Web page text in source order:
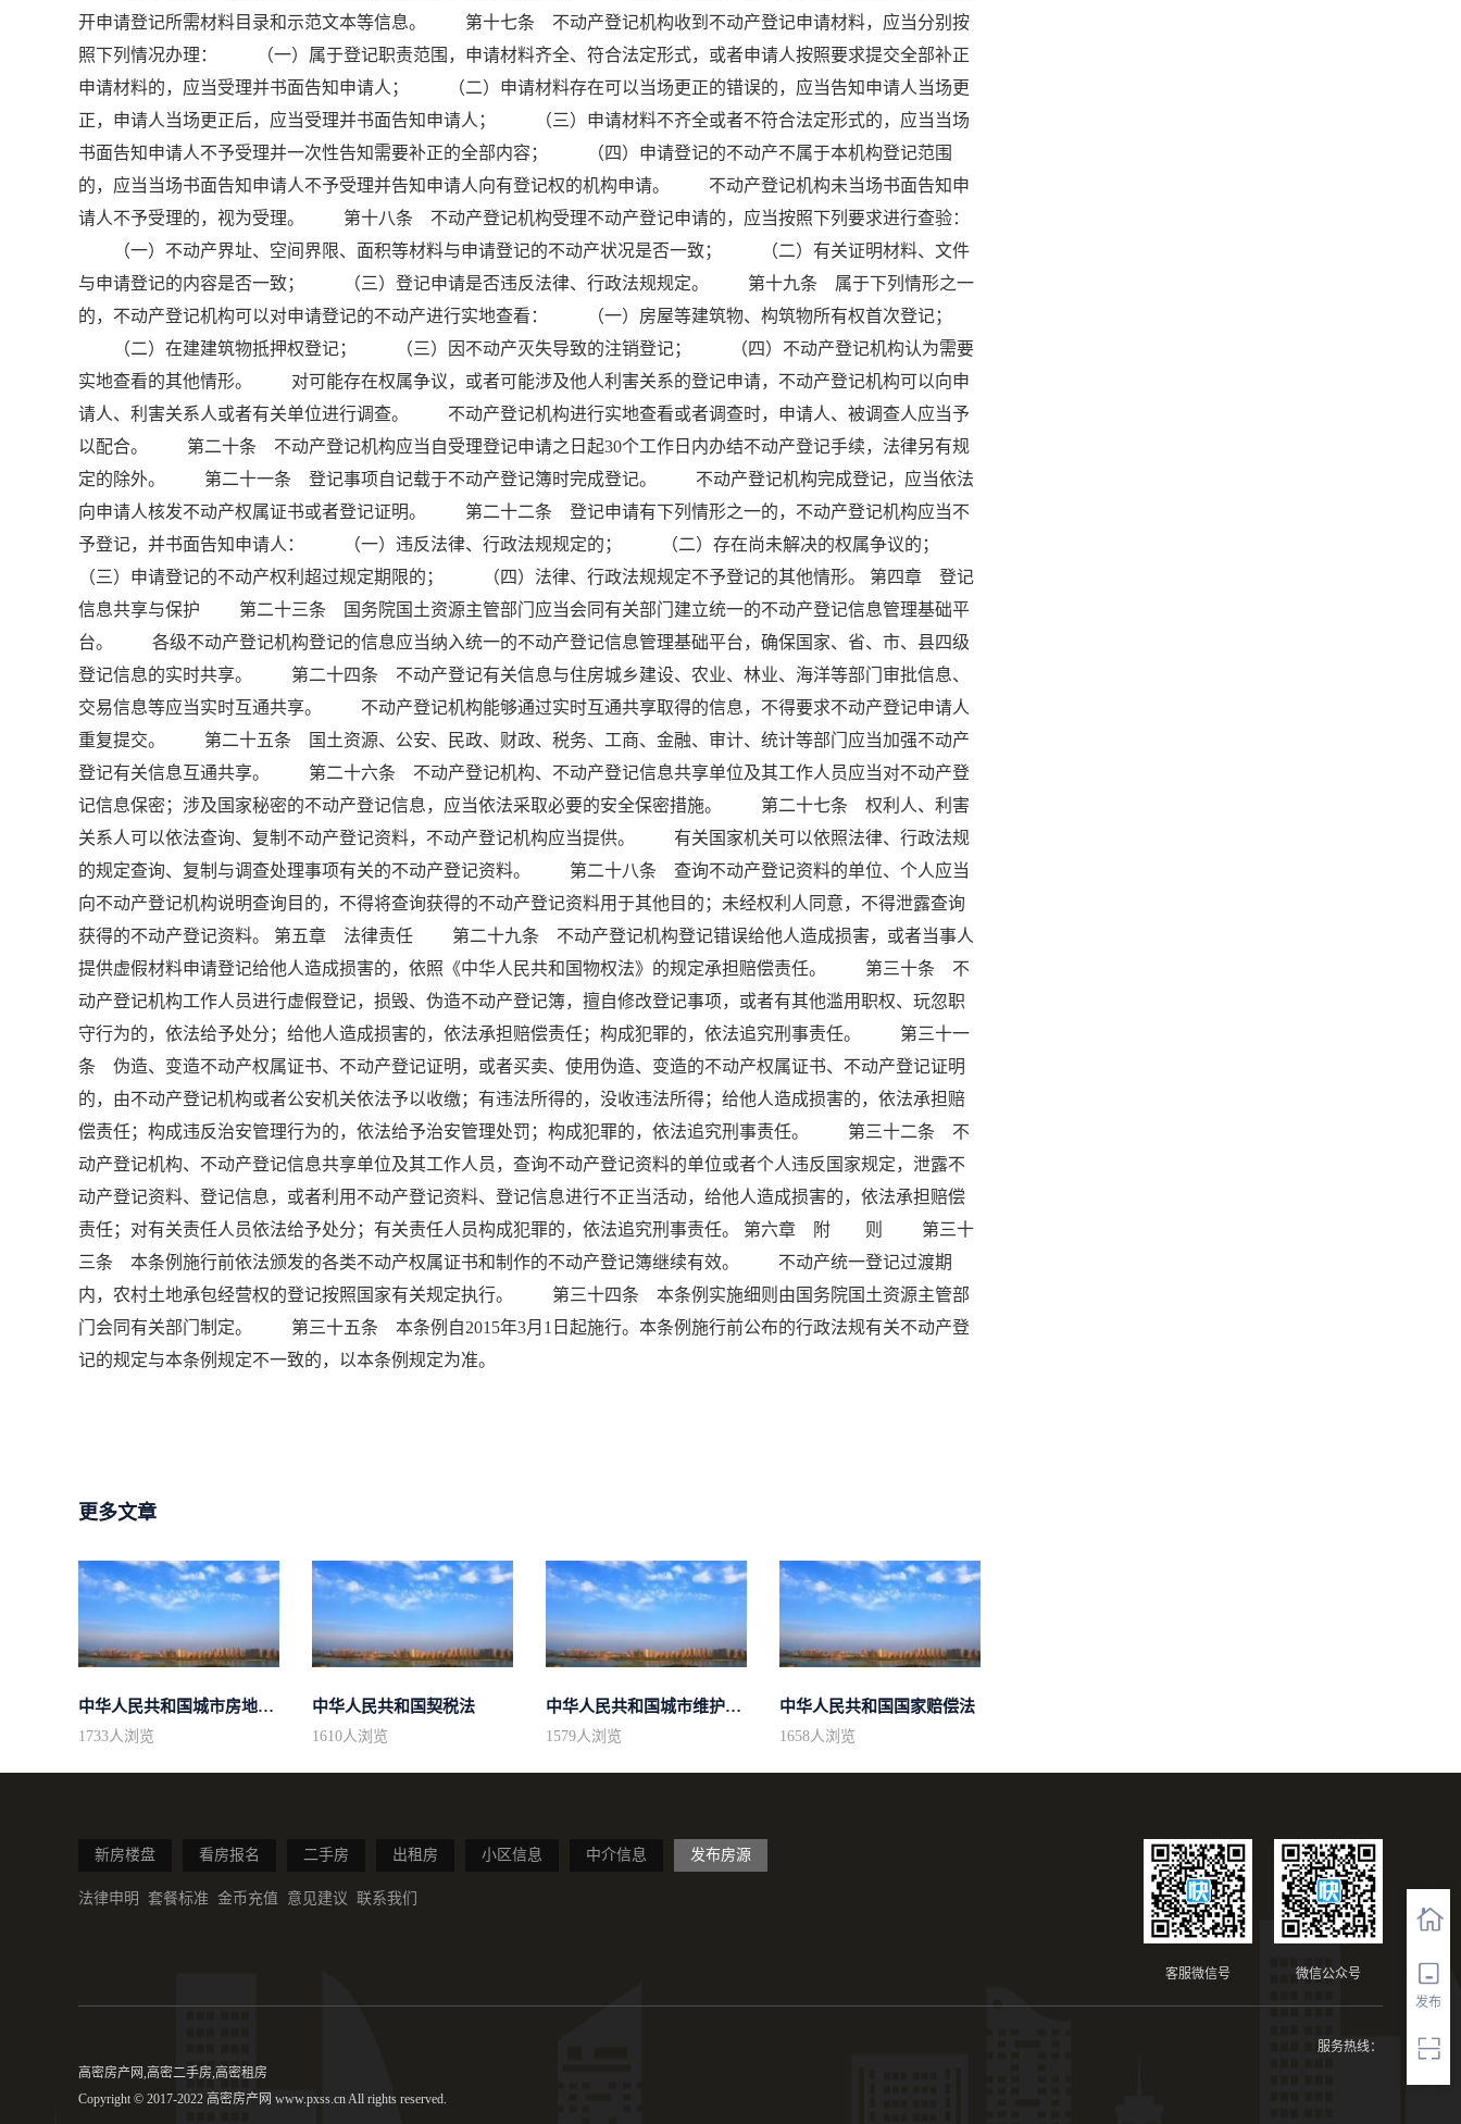
发布
开申请登记所需材料目录和示范文本等信息。 第十七条 不动产登记机构收到不动产登记申请材料，应当分别按
照下列情况办理： （一）属于登记职责范围，申请材料齐全、符合法定形式，或者申请人按照要求提交全部补正
申请材料的，应当受理并书面告知申请人； （二）申请材料存在可以当场更正的错误的，应当告知申请人当场更
正，申请人当场更正后，应当受理并书面告知申请人； （三）申请材料不齐全或者不符合法定形式的，应当当场
书面告知申请人不予受理并一次性告知需要补正的全部内容； （四）申请登记的不动产不属于本机构登记范围
的，应当当场书面告知申请人不予受理并告知申请人向有登记权的机构申请。 不动产登记机构未当场书面告知申
请人不予受理的，视为受理。 第十八条 不动产登记机构受理不动产登记申请的，应当按照下列要求进行查验：
（一）不动产界址、空间界限、面积等材料与申请登记的不动产状况是否一致； （二）有关证明材料、文件
与申请登记的内容是否一致； （三）登记申请是否违反法律、行政法规规定。 第十九条 属于下列情形之一
的，不动产登记机构可以对申请登记的不动产进行实地查看： （一）房屋等建筑物、构筑物所有权首次登记；
（二）在建建筑物抵押权登记； （三）因不动产灭失导致的注销登记； （四）不动产登记机构认为需要
实地查看的其他情形。 对可能存在权属争议，或者可能涉及他人利害关系的登记申请，不动产登记机构可以向申
请人、利害关系人或者有关单位进行调查。 不动产登记机构进行实地查看或者调查时，申请人、被调查人应当予
以配合。 第二十条 不动产登记机构应当自受理登记申请之日起30个工作日内办结不动产登记手续，法律另有规
定的除外。 第二十一条 登记事项自记载于不动产登记簿时完成登记。 不动产登记机构完成登记，应当依法
向申请人核发不动产权属证书或者登记证明。 第二十二条 登记申请有下列情形之一的，不动产登记机构应当不
予登记，并书面告知申请人： （一）违反法律、行政法规规定的； （二）存在尚未解决的权属争议的；
（三）申请登记的不动产权利超过规定期限的； （四）法律、行政法规规定不予登记的其他情形。 第四章 登记
信息共享与保护 第二十三条 国务院国土资源主管部门应当会同有关部门建立统一的不动产登记信息管理基础平
台。 各级不动产登记机构登记的信息应当纳入统一的不动产登记信息管理基础平台，确保国家、省、市、县四级
登记信息的实时共享。 第二十四条 不动产登记有关信息与住房城乡建设、农业、林业、海洋等部门审批信息、
交易信息等应当实时互通共享。 不动产登记机构能够通过实时互通共享取得的信息，不得要求不动产登记申请人
重复提交。 第二十五条 国土资源、公安、民政、财政、税务、工商、金融、审计、统计等部门应当加强不动产
登记有关信息互通共享。 第二十六条 不动产登记机构、不动产登记信息共享单位及其工作人员应当对不动产登
记信息保密；涉及国家秘密的不动产登记信息，应当依法采取必要的安全保密措施。 第二十七条 权利人、利害
关系人可以依法查询、复制不动产登记资料，不动产登记机构应当提供。 有关国家机关可以依照法律、行政法规
的规定查询、复制与调查处理事项有关的不动产登记资料。 第二十八条 查询不动产登记资料的单位、个人应当
向不动产登记机构说明查询目的，不得将查询获得的不动产登记资料用于其他目的；未经权利人同意，不得泄露查询
获得的不动产登记资料。 第五章 法律责任 第二十九条 不动产登记机构登记错误给他人造成损害，或者当事人
提供虚假材料申请登记给他人造成损害的，依照《中华人民共和国物权法》的规定承担赔偿责任。 第三十条 不
动产登记机构工作人员进行虚假登记，损毁、伪造不动产登记簿，擅自修改登记事项，或者有其他滥用职权、玩忽职
守行为的，依法给予处分；给他人造成损害的，依法承担赔偿责任；构成犯罪的，依法追究刑事责任。 第三十一
条 伪造、变造不动产权属证书、不动产登记证明，或者买卖、使用伪造、变造的不动产权属证书、不动产登记证明
的，由不动产登记机构或者公安机关依法予以收缴；有违法所得的，没收违法所得；给他人造成损害的，依法承担赔
偿责任；构成违反治安管理行为的，依法给予治安管理处罚；构成犯罪的，依法追究刑事责任。 第三十二条 不
动产登记机构、不动产登记信息共享单位及其工作人员，查询不动产登记资料的单位或者个人违反国家规定，泄露不
动产登记资料、登记信息，或者利用不动产登记资料、登记信息进行不正当活动，给他人造成损害的，依法承担赔偿
责任；对有关责任人员依法给予处分；有关责任人员构成犯罪的，依法追究刑事责任。 第六章 附 则 第三十
三条 本条例施行前依法颁发的各类不动产权属证书和制作的不动产登记簿继续有效。 不动产统一登记过渡期
内，农村土地承包经营权的登记按照国家有关规定执行。 第三十四条 本条例实施细则由国务院国土资源主管部
门会同有关部门制定。 第三十五条 本条例自2015年3月1日起施行。本条例施行前公布的行政法规有关不动产登
记的规定与本条例规定不一致的，以本条例规定为准。
更多文章
中华人民共和国城市房地产管理法
1733人浏览
中华人民共和国契税法
1610人浏览
中华人民共和国城市维护建设税法
1579人浏览
中华人民共和国国家赔偿法
1658人浏览
新房楼盘 看房报名 二手房 出租房 小区信息 中介信息 发布房源
法律申明 套餐标准 金币充值 意见建议 联系我们
微信公众号
客服微信号
服务热线：
高密房产网,高密二手房,高密租房
Copyright © 2017-2022 高密房产网 www.pxss.cn All rights reserved.